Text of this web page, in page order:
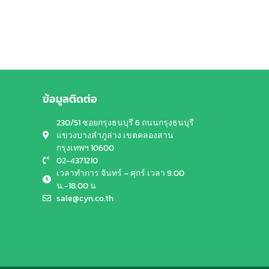
ข้อมูลติดต่อ
230/51 ซอยกรุงธนบุรี 6 ถนนกรุงธนบุรี
แขวงบางลำภูล่าง เขตคลองสาน
กรุงเทพฯ 10600
02-4371210
เวลาทำการ จันทร์ – ศุกร์ เวลา 9.00
น.-18.00 น
sale@cyn.co.th